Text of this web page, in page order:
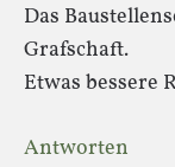
Das
Grafschaft.
Etwas bessere
Antworten